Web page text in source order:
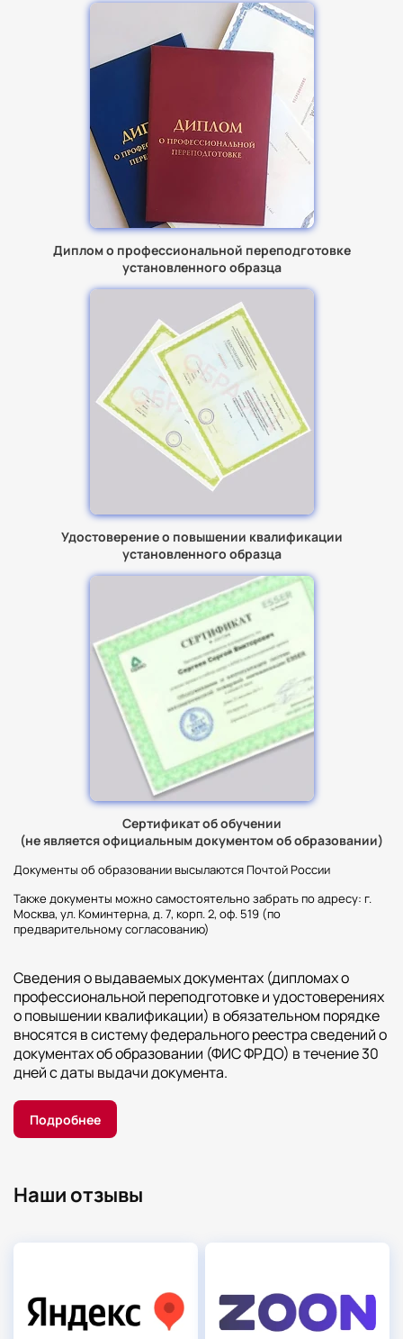
Диплом о профессиональной переподготовке
установленного образца
Удостоверение о повышении квалификации
установленного образца
Сертификат об обучении
(не является официальным документом об образовании)
Документы об образовании высылаются Почтой России
Также документы можно самостоятельно забрать по адресу: г.
Москва, ул. Коминтерна, д. 7, корп. 2, оф. 519 (по
предварительному согласованию)
Сведения о выдаваемых документах (дипломах о
профессиональной переподготовке и удостоверениях
о повышении квалификации) в обязательном порядке
вносятся в систему федерального реестра сведений о
документах об образовании (ФИС ФРДО) в течение 30
дней с даты выдачи документа.
Подробнее
Наши отзывы